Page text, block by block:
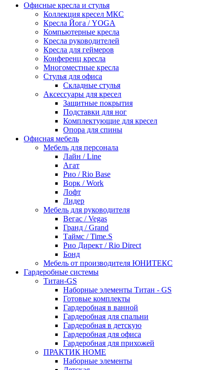
Офисные кресла и стулья
Коллекция кресел МКС
Кресла Йога / YOGA
Компьютерные кресла
Кресла руководителей
Кресла для геймеров
Конференц кресла
Многоместные кресла
Стулья для офиса
Складные стулья
Аксессуары для кресел
Защитные покрытия
Подставки для ног
Комплектующие для кресел
Опора для спины
Офисная мебель
Мебель для персонала
Лайн / Line
Агат
Рио / Rio Base
Ворк / Work
Лофт
Лидер
Мебель для руководителя
Вегас / Vegas
Гранд / Grand
Таймс / Time.S
Рио Директ / Rio Direct
Бонд
Мебель от производителя ЮНИТЕКС
Гардеробные системы
Титан-GS
Наборные элементы Титан - GS
Готовые комплекты
Гардеробная в ванной
Гардеробная для спальни
Гардеробная в детскую
Гардеробная для офиса
Гардеробная для прихожей
ПРАКТИК HOME
Наборные элементы